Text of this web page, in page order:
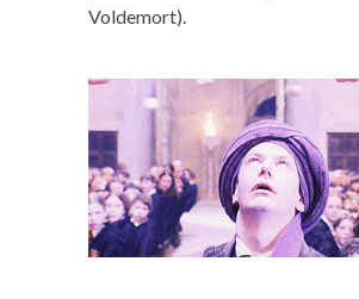
Voldemort).